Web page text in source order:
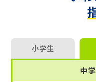
マンツーマンの無料
いつでも受付中です。
小学生
中